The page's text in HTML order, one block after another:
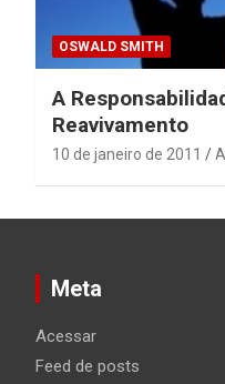
OSWALD SMITH
A
Reavivamento
10 de janeiro de 2011
Meta
Acessar
Feed de posts